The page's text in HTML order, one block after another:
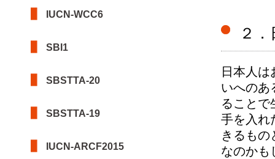
IUCN-WCC6
SBI1
SBSTTA-20
SBSTTA-19
IUCN-ARCF2015
２
日本人
いへのあ
ることで
手を入れ
きるも
なのかも